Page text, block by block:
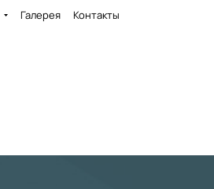
Галерея Контакты